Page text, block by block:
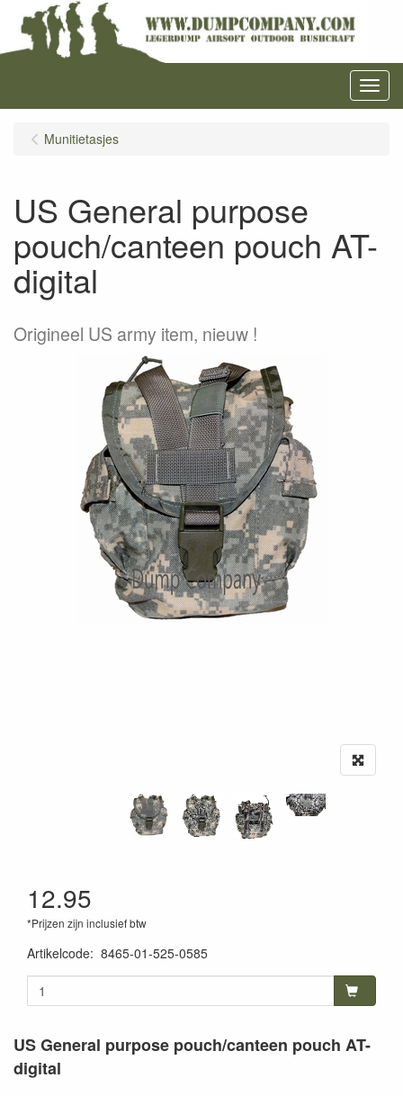
Menu
Munitietasjes
US General purpose
pouch/canteen pouch AT-
digital
Origineel US army item, nieuw !
12.95
*Prijzen zijn inclusief btw
Artikelcode: 8465-01-525-0585
US General purpose pouch/canteen pouch AT-
digital